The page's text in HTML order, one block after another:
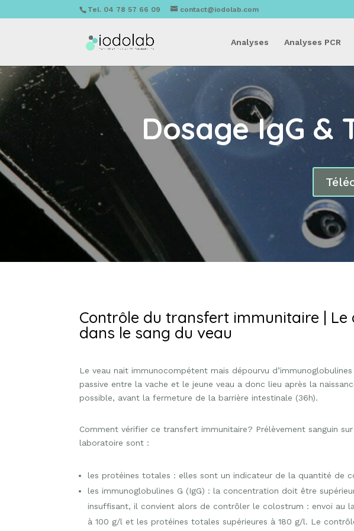
Tel. 04 78 57 66 09 contact@iodolab.com
Analyses Analyses PCR
Dosage IgG
Contrôle du transfert immunitaire |
dans le sang du veau
Le veau nait immunocompétent mais dépourvu
passive entre la vache et le jeune veau a donc lieu après la
possible, avant la fermeture de la barrière intestinale (36h).
Comment vérifier ce transfert immunitaire? Prélèvement sanguin
laboratoire sont :
les protéines totales : elles sont un indicateur de la quantité de
les immunoglobulines G (IgG) : la concentration doit être
insuffisant, il convient alors de contrôler le colostrum : envoi au
à 100 g/l et les protéines totales supérieures à 180 g/l. Le